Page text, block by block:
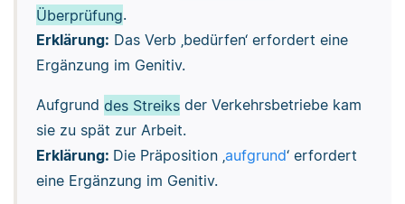
Überprüfung.
Erklärung: Das Verb ‚bedürfen‘ erfordert eine
Ergänzung im Genitiv.
Aufgrund des Streiksder Verkehrsbetriebe kam
sie zu spät zur Arbeit.
Erklärung: Die Präposition ‚aufgrund‘ erfordert
eine Ergänzung im Genitiv.